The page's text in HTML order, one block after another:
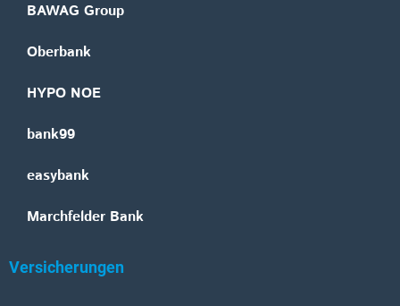
BAWAG Group
Oberbank
HYPO NOE
bank99
easybank
Marchfelder Bank
Versicherungen